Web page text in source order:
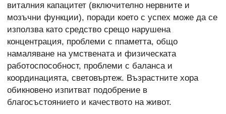
виталния капацитет (включително нервните и
мозъчни функции), поради което с успех може да се
използва като средство срещо нарушена
концентрация, проблеми с ппаметта, общо
намаляване на умствената и физическата
работоспособност, проблеми с баланса и
координацията, световъртеж. Възрастните хора
обикновено изпитват подобрение в
благосъстоянието и качеството на живот.